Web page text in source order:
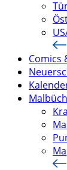
Comics